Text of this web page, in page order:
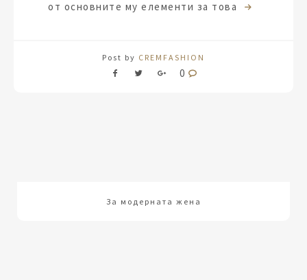
от основните му елементи за това
Post by CREMFASHION
0
За модерната жена